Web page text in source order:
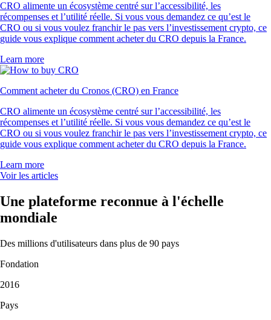
CRO alimente un écosystème centré sur l’accessibilité, les
récompenses et l’utilité réelle. Si vous vous demandez ce qu’est le
CRO ou si vous voulez franchir le pas vers l’investissement crypto, ce
guide vous explique comment acheter du CRO depuis la France.
Learn more
Comment acheter du Cronos (CRO) en France
CRO alimente un écosystème centré sur l’accessibilité, les
récompenses et l’utilité réelle. Si vous vous demandez ce qu’est le
CRO ou si vous voulez franchir le pas vers l’investissement crypto, ce
guide vous explique comment acheter du CRO depuis la France.
Learn more
Voir les articles
Une plateforme reconnue à l'échelle
mondiale
Des millions d'utilisateurs dans plus de 90 pays
Fondation
2016
Pays